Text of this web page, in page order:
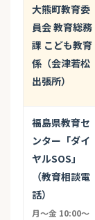
大熊町教育委
員会 教育総務
課 こども教育
係（会津若松
出張所）
福島県教育セ
ンター「ダイ
ヤルSOS」
（教育相談電
話）
月〜金 10:00〜